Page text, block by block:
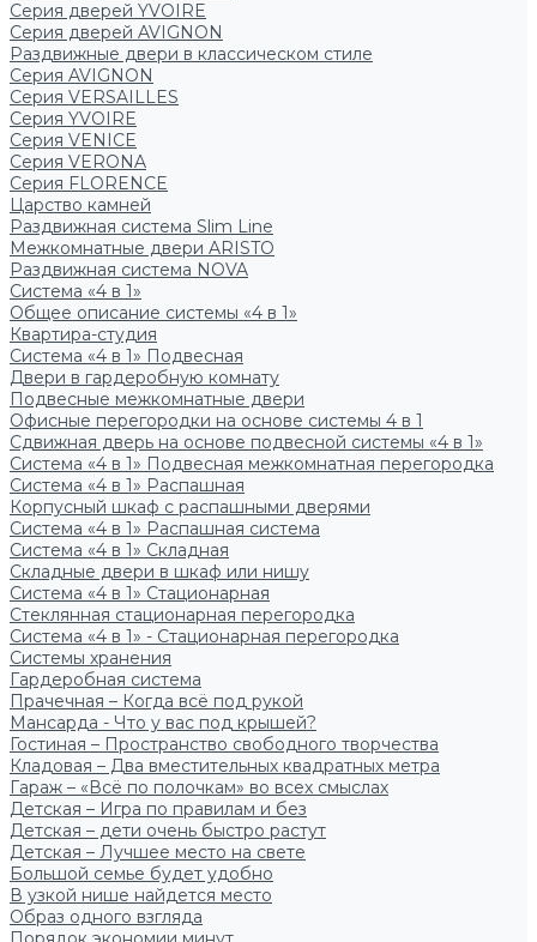
Серия дверей YVOIRE
Серия дверей AVIGNON
Раздвижные двери в классическом стиле
Серия AVIGNON
Серия VERSAILLES
Серия YVOIRE
Серия VENICE
Серия VERONA
Серия FLORENCE
Царство камней
Раздвижная система Slim Line
Межкомнатные двери ARISTO
Раздвижная система NOVA
Система «4 в 1»
Общее описание системы «4 в 1»
Квартира-студия
Система «4 в 1» Подвесная
Двери в гардеробную комнату
Подвесные межкомнатные двери
Офисные перегородки на основе системы 4 в 1
Сдвижная дверь на основе подвесной системы «4 в 1»
Система «4 в 1» Подвесная межкомнатная перегородка
Система «4 в 1» Распашная
Корпусный шкаф с распашными дверями
Система «4 в 1» Распашная система
Система «4 в 1» Складная
Складные двери в шкаф или нишу
Система «4 в 1» Стационарная
Стеклянная стационарная перегородка
Система «4 в 1» - Стационарная перегородка
Системы хранения
Гардеробная система
Прачечная – Когда всё под рукой
Мансарда - Что у вас под крышей?
Гостиная – Пространство свободного творчества
Кладовая – Два вместительных квадратных метра
Гараж – «Всё по полочкам» во всех смыслах
Детская – Игра по правилам и без
Детская – дети очень быстро растут
Детская – Лучшее место на свете
Большой семье будет удобно
В узкой нише найдется место
Образ одного взгляда